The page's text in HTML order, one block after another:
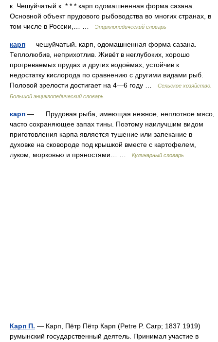
к. Чешуйчатый к. * * * карп одомашненная форма сазана.
Основной объект прудового рыбоводства во многих странах, в
том числе в России,… …
Энциклопедический словарь
карп — чешуйчатый. карп, одомашненная форма сазана.
Теплолюбив, неприхотлив. Живёт в неглубоких, хорошо
прогреваемых прудах и других водоёмах, устойчив к
недостатку кислорода по сравнению с другими видами рыб.
Половой зрелости достигает на 4—6 году …
Сельское хозяйство.
Большой энциклопедический словарь
карп — Прудовая рыба, имеющая нежное, неплотное мясо,
часто сохраняющее запах тины. Поэтому наилучшим видом
приготовления карпа является тушение или запекание в
духовке на сковороде под крышкой вместе с картофелем,
луком, морковью и пряностями… …
Кулинарный словарь
Карп П. — Карп, Пётр Пётр Карп (Petre P. Carp; 1837 1919)
румынский государственный деятель. Принимал участие в